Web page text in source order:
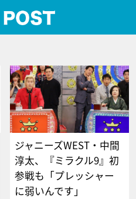
ジャニーズWEST・中間
淳太、『ミラクル9』初
参戦も「プレッシャー
に弱いんです」